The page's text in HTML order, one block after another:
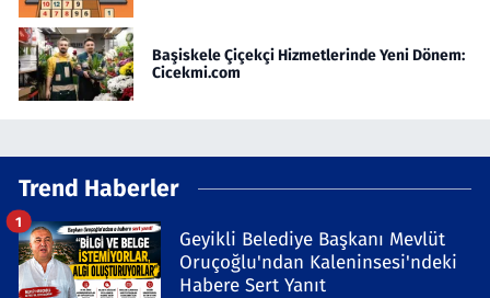
Başiskele Çiçekçi Hizmetlerinde Yeni Dönem:
Cicekmi.com
Trend Haberler
Geyikli Belediye Başkanı Mevlüt
Oruçoğlu'ndan Kaleninsesi'ndeki
Habere Sert Yanıt
1